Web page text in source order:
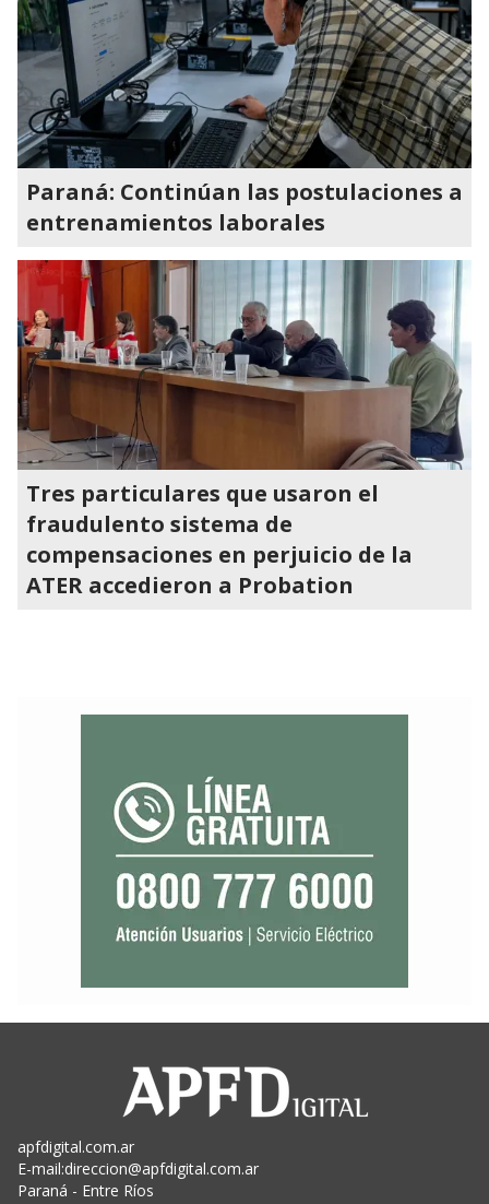
Paraná: Continúan las postulaciones a
entrenamientos laborales
Tres particulares que usaron el
fraudulento sistema de
compensaciones en perjuicio de la
ATER accedieron a Probation
apfdigital.com.ar
E-mail:direccion@apfdigital.com.ar
Paraná - Entre Ríos